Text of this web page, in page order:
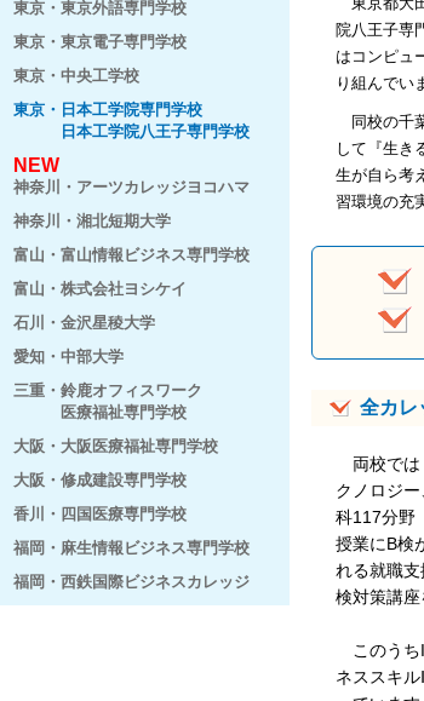
東京・東京外語専門学校
東京・東京電子専門学校
東京・中央工学校
東京・日本工学院専門学校
日本工学院八王子専門学校
NEW
神奈川・アーツカレッジヨコハマ
神奈川・湘北短期大学
富山・富山情報ビジネス専門学校
富山・株式会社ヨシケイ
石川・金沢星稜大学
愛知・中部大学
三重・鈴鹿オフィスワーク
医療福祉専門学校
大阪・大阪医療福祉専門学校
大阪・修成建設専門学校
香川・四国医療専門学校
福岡・麻生情報ビジネス専門学校
福岡・西鉄国際ビジネスカレッジ
院八王子専
はコンピュ
り組んでい
同校の千
して『生き
生が自ら考
習環境の充
全カレ
両校では
クノロジ
科117分野
授業にB検
れる就職
検対策講座
このうち
ネススキ